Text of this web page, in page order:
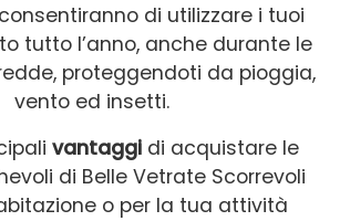
di utilizzare i tuoi
tutto l’anno, anche durante le
proteggendoti da pioggia,
vento ed insetti.
vantaggi di acquistare le
di Belle Vetrate Scorrevoli
o per la tua attività